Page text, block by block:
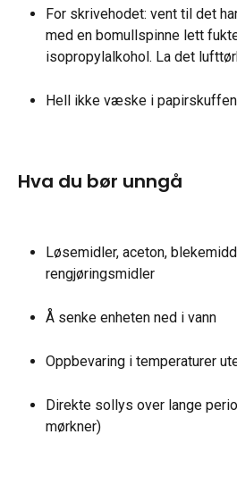
For skrivehodet: vent til det
med en bomullspinne lett
isopropylalkohol. La det
Hell ikke væske i
Hva du bør unngå
Løsemidler, aceton,
rengjøringsmidler
Å senke enheten ned i vann
Oppbevaring i temperaturer
Direkte sollys over lange
mørkner)